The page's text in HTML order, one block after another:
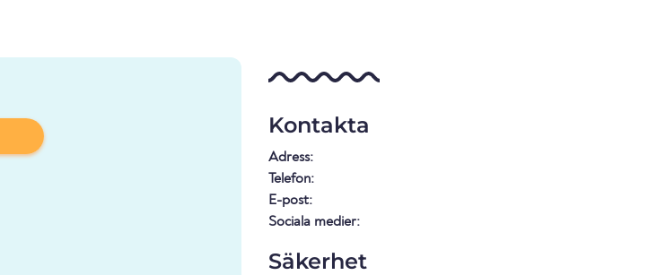
Kontakta
Adress:
Telefon:
E-post:
Sociala medier:
Säkerhet